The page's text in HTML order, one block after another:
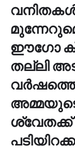
ഈഗോ
തല്ലി
വര്‍ഷത്തെ
ശ്വേതക്ക്